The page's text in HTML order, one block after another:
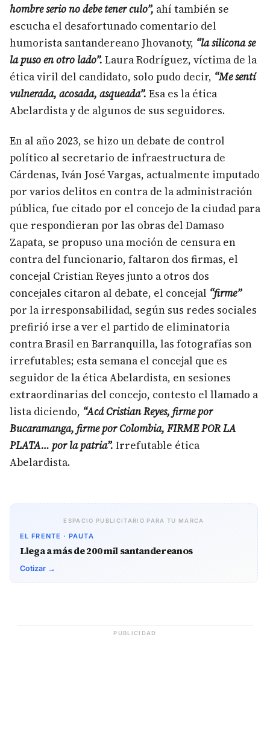
hombre serio no debe tener culo”, ahí también se
escucha el desafortunado comentario del
humorista santandereano Jhovanoty, “la silicona se
la puso en otro lado”. Laura Rodríguez, víctima de la
ética viril del candidato, solo pudo decir, “Me sentí
vulnerada, acosada, asqueada”. Esa es la ética
Abelardista y de algunos de sus seguidores.
En al año 2023, se hizo un debate de control
político al secretario de infraestructura de
Cárdenas, Iván José Vargas, actualmente imputado
por varios delitos en contra de la administración
pública, fue citado por el concejo de la ciudad para
que respondieran por las obras del Damaso
Zapata, se propuso una moción de censura en
contra del funcionario, faltaron dos firmas, el
concejal Cristian Reyes junto a otros dos
concejales citaron al debate, el concejal “firme”
por la irresponsabilidad, según sus redes sociales
prefirió irse a ver el partido de eliminatoria
contra Brasil en Barranquilla, las fotografías son
irrefutables; esta semana el concejal que es
seguidor de la ética Abelardista, en sesiones
extraordinarias del concejo, contesto el llamado a
lista diciendo, “Acá Cristian Reyes, firme por
Bucaramanga, firme por Colombia, FIRME POR LA
PLATA… por la patria”. Irrefutable ética
Abelardista.
ESPACIO PUBLICITARIO PARA TU MARCA
EL FRENTE · PAUTA
Llega a más de 200 mil santandereanos
Cotizar →
PUBLICIDAD